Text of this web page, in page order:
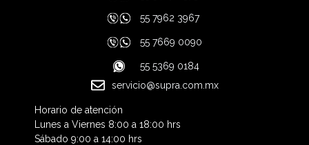
55 7962 3967
55 7669 0090
55 5369 0184
servicio@supra.com.mx
Horario de atención
Lunes a Viernes 8:00 a 18:00 hrs
Sábado 9:00 a 14:00 hrs